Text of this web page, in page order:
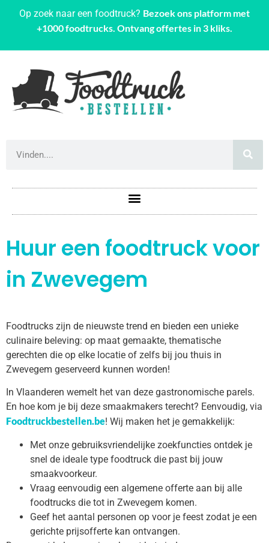
Op zoek naar een foodtruck? Bezoek ons platform met
+1000 foodtrucks. Ontvang offertes in 3 kliks.
Huur een foodtruck voor
in Zwevegem
Foodtrucks zijn de nieuwste trend en bieden een unieke
culinaire beleving: op maat gemaakte, thematische
gerechten die op elke locatie of zelfs bij jou thuis in
Zwevegem geserveerd kunnen worden!
In Vlaanderen wemelt het van deze gastronomische parels.
En hoe kom je bij deze smaakmakers terecht? Eenvoudig, via
Foodtruckbestellen.be! Wij maken het je gemakkelijk:
Met onze gebruiksvriendelijke zoekfuncties ontdek je
snel de ideale type foodtruck die past bij jouw
smaakvoorkeur.
Vraag eenvoudig een algemene offerte aan bij alle
foodtrucks die tot in Zwevegem komen.
Geef het aantal personen op voor je feest zodat je een
gerichte prijsofferte kan ontvangen.